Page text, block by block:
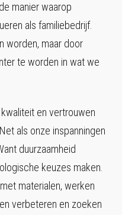
manier waarop
als familiebedrijf.
worden, maar door
te worden in wat we
en vertrouwen
als onze inspanningen
duurzaamheid
keuzes maken.
materialen, werken
verbeteren en zoeken